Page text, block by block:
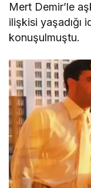
Mert Demir’le
ilişkisi yaşadığı
konuşulmuştu.